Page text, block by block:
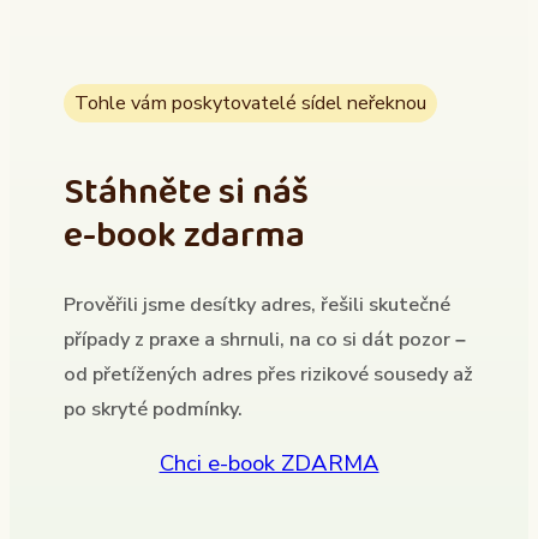
Tohle vám poskytovatelé sídel neřeknou
Stáhněte si náš
e-book zdarma
Prověřili jsme desítky adres, řešili skutečné
případy z praxe a shrnuli, na co si dát pozor –
od přetížených adres přes rizikové sousedy až
po skryté podmínky.
Chci e-book ZDARMA